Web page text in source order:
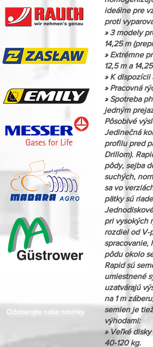
ideálne pre
proti
» 3 modely
14,25 m
» Extrémne
12,5 m a
» K dispozícii
» Pracovná
» Spotreba
jedným
Pôsobivé
Jedinečná
profilu pred
Drillom).
pôdy, sejba
suchých,
sa vo
pätky sú
pri vysokých
rozdiel od V-
spracovanie,
pôdu okolo
Rapid sú
umiestnené
uzatvárajú
na 1 m
semien je
výhodami:
» Veľké
40-120 kg.
Odoberajte naše novinky